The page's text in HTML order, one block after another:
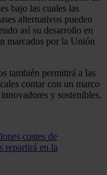
bajo las cuales las
alternativos pueden
así su desarrollo en
marcados por la Unión
también permitirá a las
contar con un marco
y sostenibles.